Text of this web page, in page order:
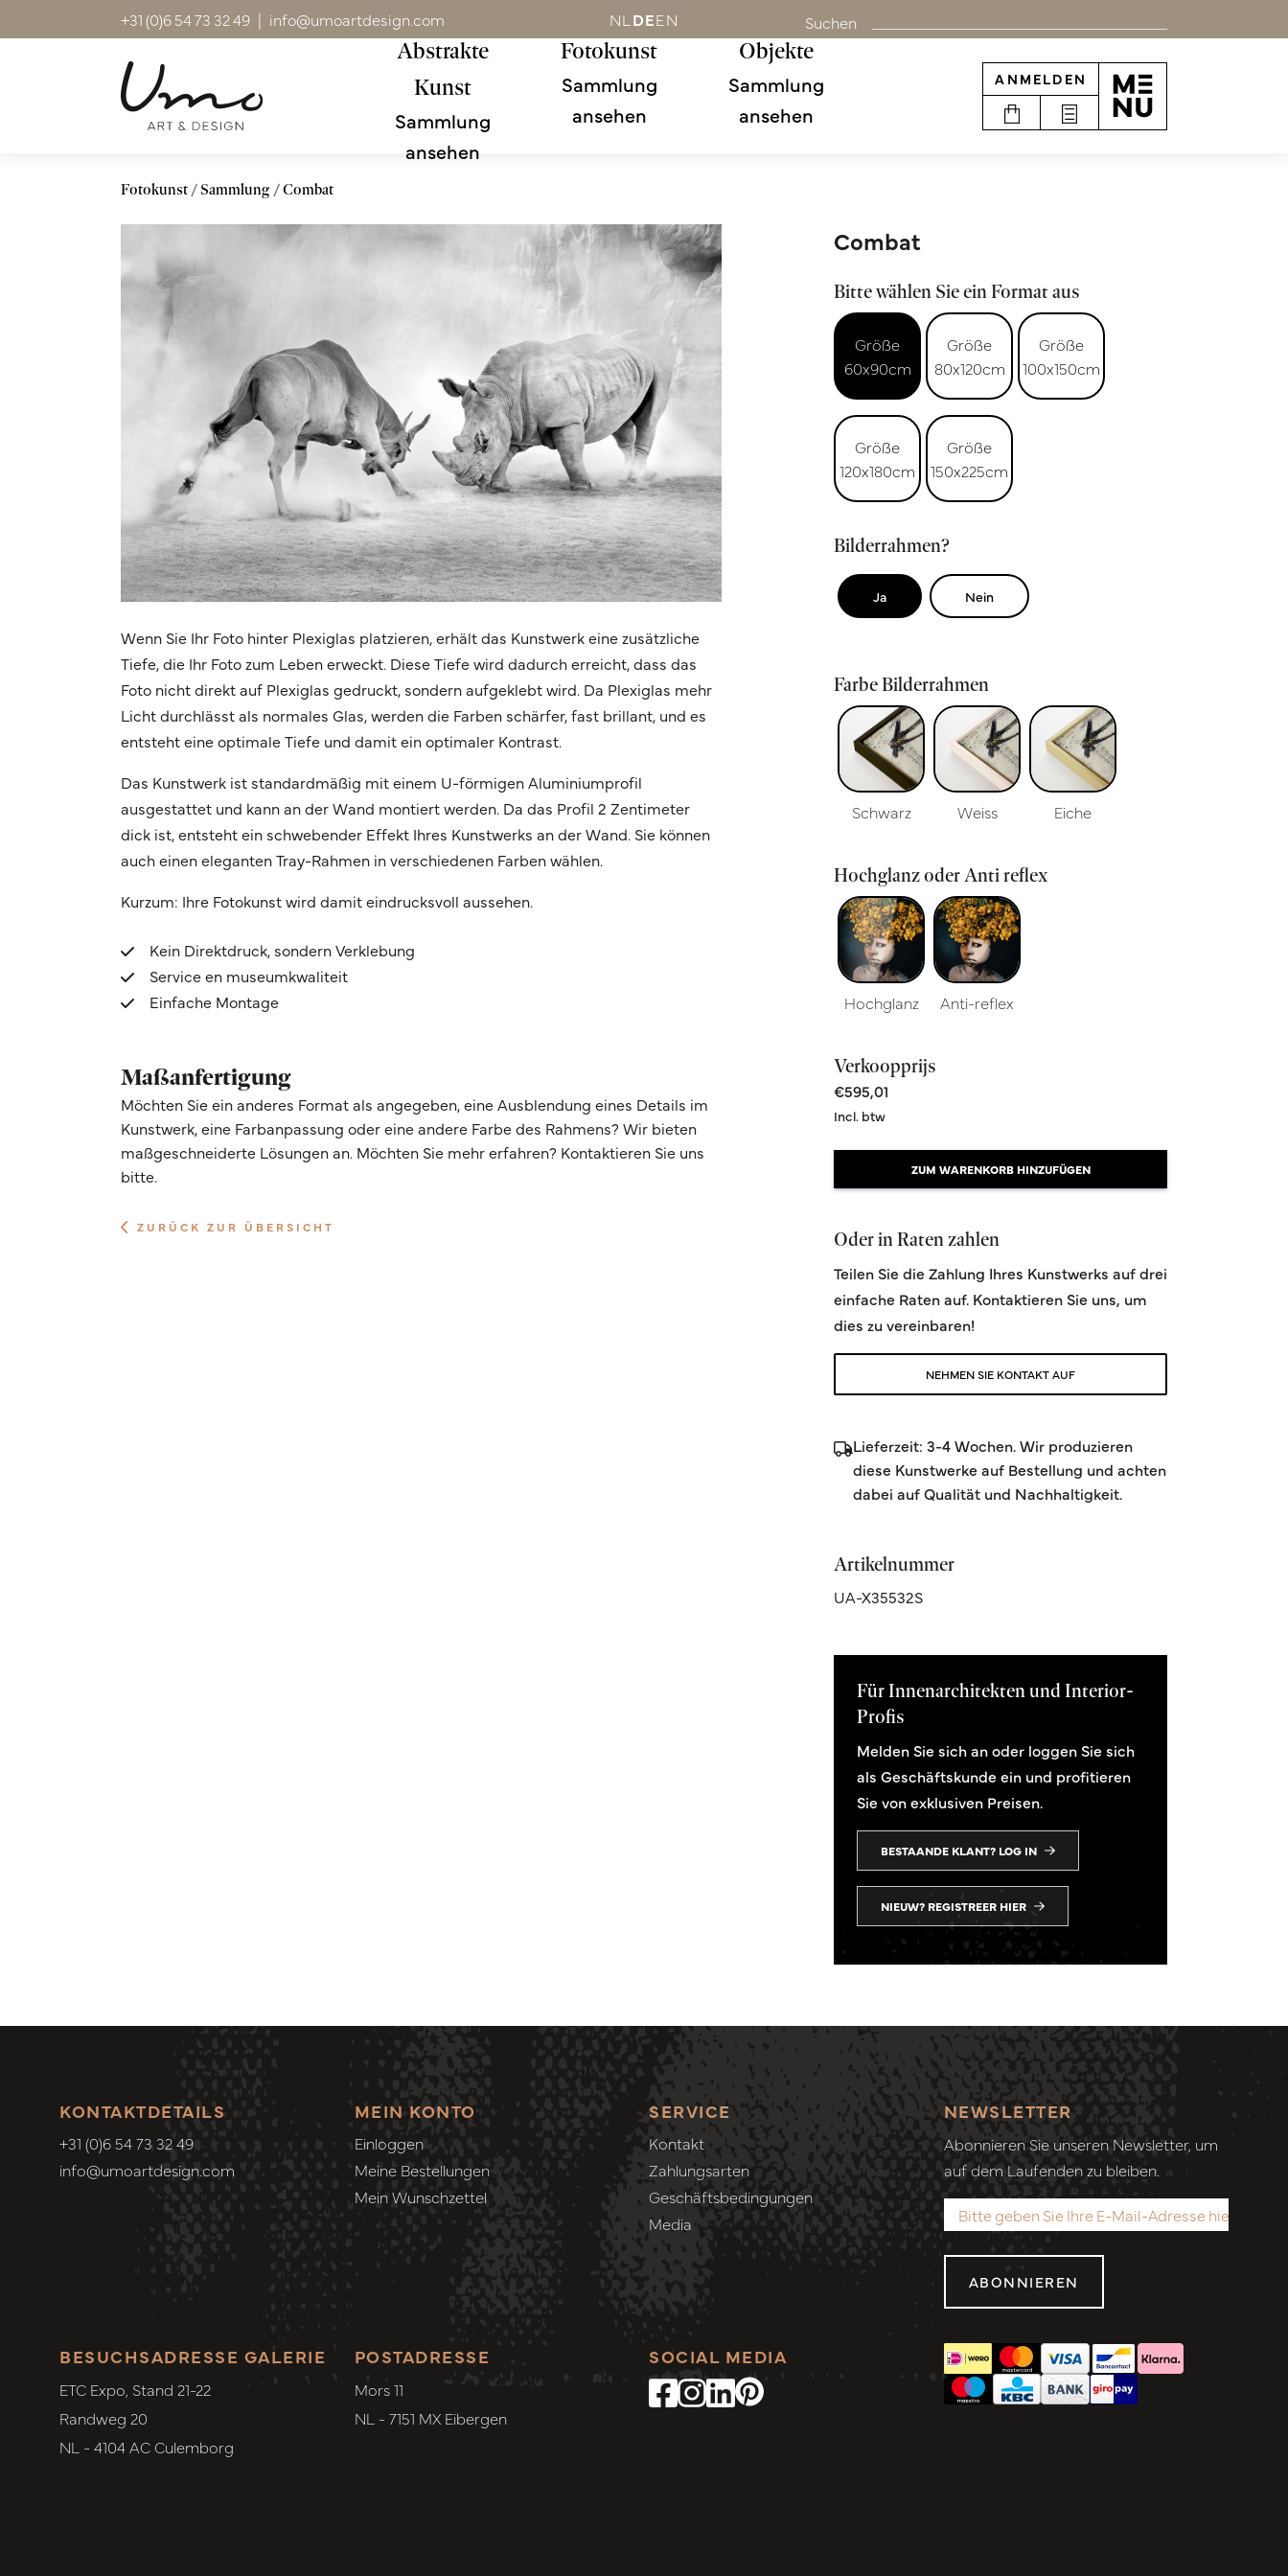
+31 (0)6 54 73 32 49 | info@umoartdesign.com NL DEEN Suchen
Abstrakte
Kunst
Sammlung
ansehen
Fotokunst
Sammlung
ansehen
Objekte
Sammlung
ansehen
ANMELDEN
Fotokunst Sammlung Combat
Wenn Sie Ihr Foto hinter Plexiglas platzieren, erhält das Kunstwerk eine zusätzliche
Tiefe, die Ihr Foto zum Leben erweckt. Diese Tiefe wird dadurch erreicht, dass das
Foto nicht direkt auf Plexiglas gedruckt, sondern aufgeklebt wird. Da Plexiglas mehr
Licht durchlässt als normales Glas, werden die Farben schärfer, fast brillant, und es
entsteht eine optimale Tiefe und damit ein optimaler Kontrast.
Das Kunstwerk ist standardmäßig mit einem U-förmigen Aluminiumprofil
ausgestattet und kann an der Wand montiert werden. Da das Profil 2 Zentimeter
dick ist, entsteht ein schwebender Effekt Ihres Kunstwerks an der Wand. Sie können
auch einen eleganten Tray-Rahmen in verschiedenen Farben wählen.
Kurzum: Ihre Fotokunst wird damit eindrucksvoll aussehen.
Kein Direktdruck, sondern Verklebung
Service en museumkwaliteit
Einfache Montage
Maßanfertigung
Möchten Sie ein anderes Format als angegeben, eine Ausblendung eines Details im
Kunstwerk, eine Farbanpassung oder eine andere Farbe des Rahmens? Wir bieten
maßgeschneiderte Lösungen an. Möchten Sie mehr erfahren? Kontaktieren Sie uns
bitte.
ZURÜCK ZUR ÜBERSICHT
Combat
Bitte wählen Sie ein Format aus
Größe
60x90cm
Größe
80x120cm
Größe
100x150cm
Größe
120x180cm
Größe
150x225cm
Bilderrahmen?
Ja Nein
Farbe Bilderrahmen
Schwarz Weiss Eiche
Hochglanz oder Anti reflex
Hochglanz Anti-reflex
Verkoopprijs
€595,01
Incl. btw
ZUM WARENKORB HINZUFÜGEN
Oder in Raten zahlen
Teilen Sie die Zahlung Ihres Kunstwerks auf drei
einfache Raten auf. Kontaktieren Sie uns, um
dies zu vereinbaren!
NEHMEN SIE KONTAKT AUF
Lieferzeit: 3-4 Wochen. Wir produzieren
diese Kunstwerke auf Bestellung und achten
dabei auf Qualität und Nachhaltigkeit.
Artikelnummer
UA-X35532S
Für Innenarchitekten und Interior-
Profis
Melden Sie sich an oder loggen Sie sich
als Geschäftskunde ein und profitieren
Sie von exklusiven Preisen.
BESTAANDE KLANT? LOG IN
NIEUW? REGISTREER HIER
KONTAKTDETAILS
+31 (0)6 54 73 32 49
info@umoartdesign.com
MEIN KONTO
Einloggen
Meine Bestellungen
Mein Wunschzettel
SERVICE
Kontakt
Zahlungsarten
Geschäftsbedingungen
Media
SOCIAL MEDIA
POSTADRESSE
Mors 11
NL - 7151 MX Eibergen
BESUCHSADRESSE GALERIE
ETC Expo, Stand 21-22
Randweg 20
NL - 4104 AC Culemborg
NEWSLETTER
Abonnieren Sie unseren Newsletter, um
auf dem Laufenden zu bleiben.
ABONNIEREN